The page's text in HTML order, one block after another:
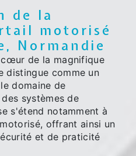
de la
motorisé
Normandie
cœur de la magnifique
distingue comme un
domaine de
systèmes de
s'étend notamment à
offrant ainsi un
et de praticité